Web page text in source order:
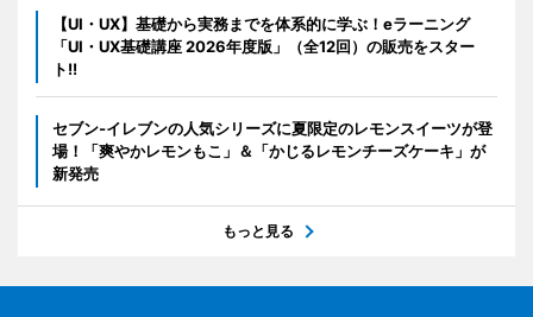
【UI・UX】基礎から実務までを体系的に学ぶ！eラーニング
「UI・UX基礎講座 2026年度版」（全12回）の販売をスター
ト!!
セブン‐イレブンの人気シリーズに夏限定のレモンスイーツが登
場！「爽やかレモンもこ」＆「かじるレモンチーズケーキ」が
新発売
もっと見る